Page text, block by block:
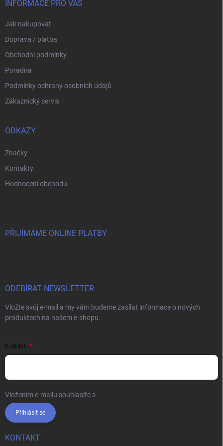
INFORMACE PRO VÁS
Jak nakupovat
Doprava / platba
Obchodní podmínky
Poradna
Podmínky ochrany osobních údajů
Zákaznický servis
ODKAZY
Značky
Kontakty
Hodnocení obchodu
PŘIJÍMÁME ONLINE PLATBY
ODEBÍRAT NEWSLETTER
Vložte svůj e-mail a my vám budeme zasílat informace o nových
produktech na našem e-shopu.
E-MAIL
Vložením e-mailu souhlasíte s
Přihlásit se
KONTAKT